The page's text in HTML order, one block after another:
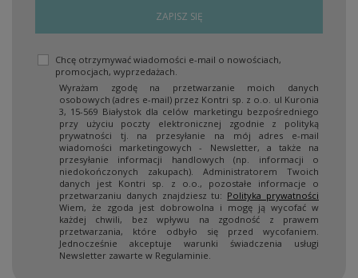
ZAPISZ SIĘ
Chcę otrzymywać wiadomości e-mail o nowościach,
promocjach, wyprzedażach.
Wyrażam zgodę na przetwarzanie moich danych
osobowych (adres e-mail) przez Kontri sp. z o.o. ul Kuronia
3, 15-569 Białystok dla celów marketingu bezpośredniego
przy użyciu poczty elektronicznej zgodnie z polityką
prywatności tj. na przesyłanie na mój adres e-mail
wiadomości marketingowych - Newsletter, a także na
przesyłanie informacji handlowych (np. informacji o
niedokończonych zakupach). Administratorem Twoich
danych jest Kontri sp. z o.o., pozostałe informacje o
przetwarzaniu danych znajdziesz tu: Polityka prywatności
Wiem, że zgoda jest dobrowolna i mogę ją wycofać w
każdej chwili, bez wpływu na zgodność z prawem
przetwarzania, które odbyło się przed wycofaniem.
Jednocześnie akceptuje warunki świadczenia usługi
Newsletter zawarte w Regulaminie.